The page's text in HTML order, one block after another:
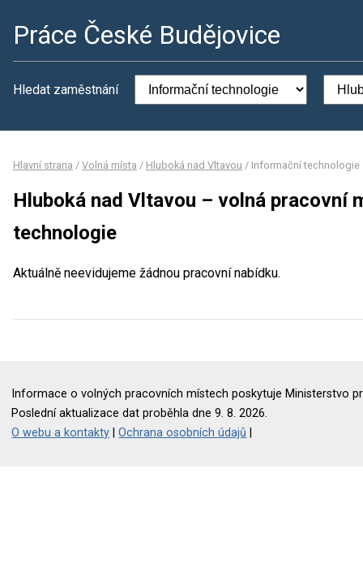
Práce České Budějovice
Hledat zaměstnání
Hlavní strana / Volná místa / Hluboká nad Vltavou / Informační technologie
Hluboká nad Vltavou – volná pracovní
technologie
Aktuálně neevidujeme žádnou pracovní nabídku.
Informace o volných pracovních místech poskytuje Ministerstvo
Poslední aktualizace dat proběhla dne 9. 8. 2026.
O webu a kontakty |Ochrana osobních údajů